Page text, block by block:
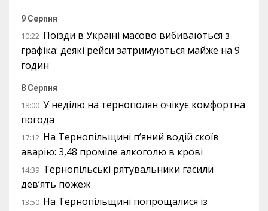
9 Серпня
10:22 Поїзди в Україні масово вибиваються з
графіка: деякі рейси затримуються майже на 9
годин
8 Серпня
18:00 У неділю на тернополян очікує комфортна
погода
17:12 На Тернопільщині п’яний водій скоїв
аварію: 3,48 проміле алкоголю в крові
14:39 Тернопільські рятувальники гасили
дев’ять пожеж
13:50 На Тернопільщині попрощалися із